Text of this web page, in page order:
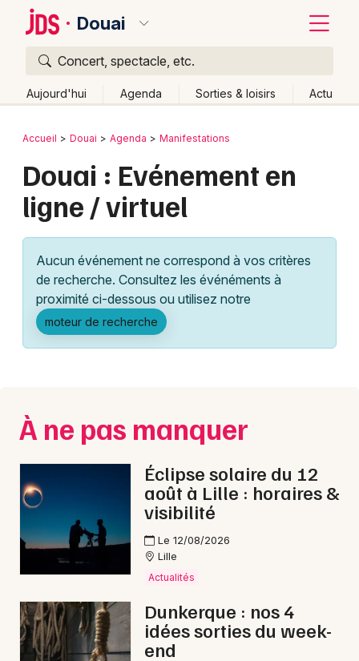
Douai
Concert, spectacle, etc.
Aujourd'hui Agenda Sorties & loisirs Actu
Publier un événement
Grands événements
Activité & Expérience
Manifestations
Foires & salons
Concerts
Sports
Soirées
Sorties famille
Sorties & loisirs
Bordeaux
Colmar
Lille
Lyon
Marseille
Mulhouse
Nice
Paris
Strasbourg
Toulouse
Toutes les villes
Retour
Accueil Douai Agenda Manifestations
Douai : Evénement en
ligne / virtuel
Aucun événement ne correspond à vos critères
de recherche. Consultez les événéments à
proximité ci-dessous ou utilisez notre
moteur de recherche
À ne pas manquer
Éclipse solaire du 12
août à Lille : horaires &
visibilité
Le 12/08/2026
Lille
Actualités
Dunkerque : nos 4
idées sorties du week-
end
Quoi ?
Où ?
Partout
Près de moi Changer de lieu
Quand ?
Aujourd'hui
Demain Ce week-end Autre